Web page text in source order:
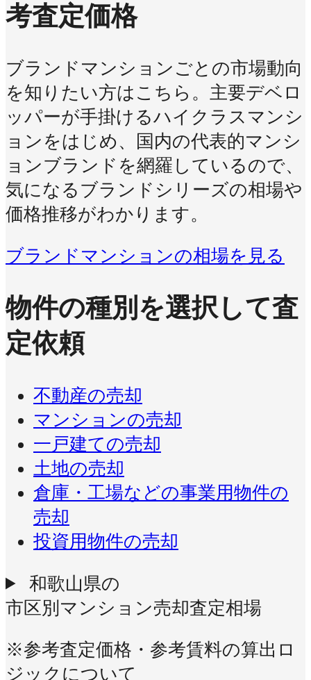
考査定価格
ブランドマンションごとの市場動向
を知りたい方はこちら。主要デベロ
ッパーが手掛けるハイクラスマンシ
ョンをはじめ、国内の代表的マンシ
ョンブランドを網羅しているので、
気になるブランドシリーズの相場や
価格推移がわかります。
ブランドマンションの相場を見る
物件の種別を選択して査
定依頼
不動産の売却
マンションの売却
一戸建ての売却
土地の売却
倉庫・工場などの事業用物件の
売却
投資用物件の売却
和歌山県の
市区別マンション売却査定相場
※参考査定価格・参考賃料の算出ロ
ジックについて